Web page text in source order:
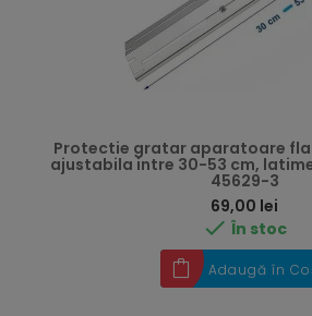
Protectie gratar aparatoare
ajustabila intre 30-53 cm,
45629-3
69,00 lei
 În stoc
Adaugă în